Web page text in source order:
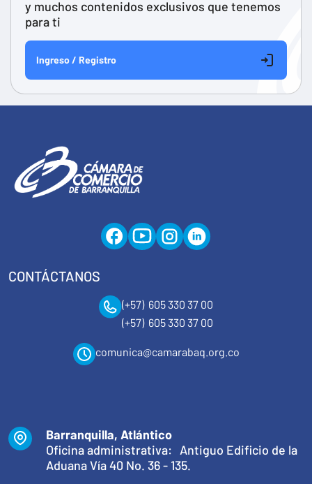
y muchos contenidos exclusivos que tenemos
para ti
Ingreso / Registro
CONTÁCTANOS
(+57) 605 330 37 00
(+57) 605 330 37 00
comunica@camarabaq.org.co
Barranquilla, Atlántico
Oficina administrativa: Antiguo Edificio de la
Aduana Vía 40 No. 36 - 135.